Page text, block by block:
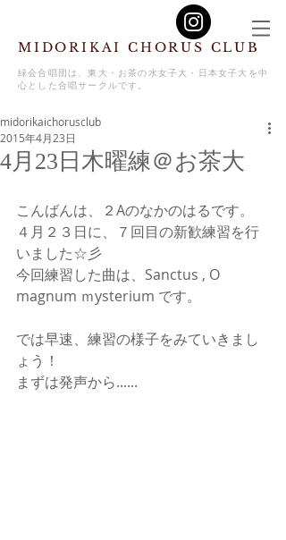
MIDORIKAI CHORUS CLUB
緑会合唱団は、東大・お茶の水女子大・日本女子大を中
心とした合唱サークルです。
4月23日木曜練＠お茶大
midorikaichorusclub
2015年4月23日
こんばんは、２Aのなかのはるです。
４月２３日に、７回目の新歓練習を行
いました☆彡
今回練習した曲は、Sanctus , O
magnum ｍysterium です。
では早速、練習の様子をみていきまし
ょう！
まずは発声から......